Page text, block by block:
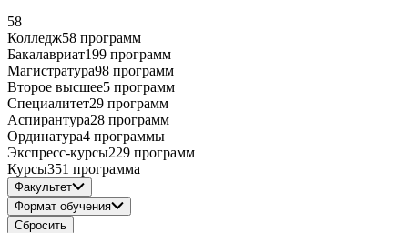
58
Колледж58 программ
Бакалавриат199 программ
Магистратура98 программ
Второе высшее5 программ
Специалитет29 программ
Аспирантура28 программ
Ординатура4 программы
Экспресс-курсы229 программ
Курсы351 программа
Факультет
Формат обучения
Сбросить